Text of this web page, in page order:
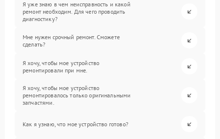
Я уже знаю в чем неисправность и какой
ремонт необходим. Для чего проводить
диагностику?
Мне нужен срочный ремонт. Сможете
сделать?
Я хочу, чтобы мое устройство
ремонтировали при мне.
Я хочу, чтобы мое устройство
ремонтировалось только оригинальными
запчастями.
Как я узнаю, что мое устройство готово?